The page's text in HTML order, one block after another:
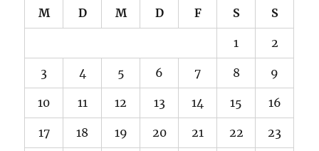
M D M D F S S
1 2
3 4 5 6 7 8 9
10 11 12 13 14 15 16
17 18 19 20 21 22 23